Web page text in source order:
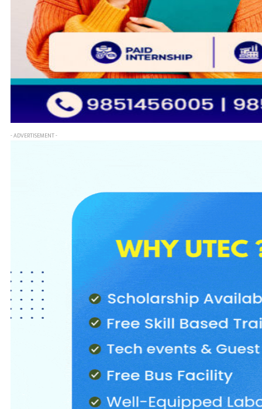
- ADVERTISEMENT -